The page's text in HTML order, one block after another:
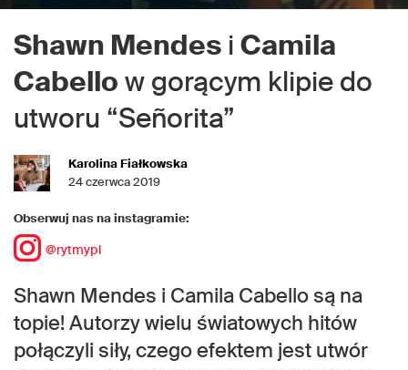
Shawn Mendes i Camila
Cabello w gorącym klipie do
utworu “Señorita”
Karolina Fiałkowska
24 czerwca 2019
Obserwuj nas na instagramie:
@rytmypl
Shawn Mendes i Camila Cabello są na
topie! Autorzy wielu światowych hitów
połączyli siły, czego efektem jest utwór